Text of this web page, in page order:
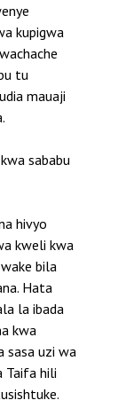
kupigwa
tu
mauaji
sababu
hivyo
kweli kwa
bila
Hata
la ibada
kwa
sasa uzi wa
Taifa hili